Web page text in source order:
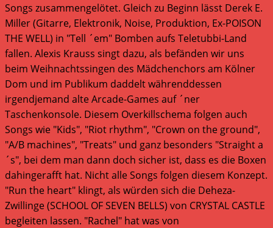
Songs zusammengelötet. Gleich zu Beginn lässt Derek E.
Miller (Gitarre, Elektronik, Noise, Produktion, Ex-POISON
THE WELL) in "Tell ´em" Bomben aufs Teletubbi-Land
fallen. Alexis Krauss singt dazu, als befänden wir uns
beim Weihnachtssingen des Mädchenchors am Kölner
Dom und im Publikum daddelt währenddessen
irgendjemand alte Arcade-Games auf ´ner
Taschenkonsole. Diesem Overkillschema folgen auch
Songs wie "Kids", "Riot rhythm", "Crown on the ground",
"A/B machines", "Treats" und ganz besonders "Straight a
´s", bei dem man dann doch sicher ist, dass es die Boxen
dahingerafft hat. Nicht alle Songs folgen diesem Konzept.
"Run the heart" klingt, als würden sich die Deheza-
Zwillinge (SCHOOL OF SEVEN BELLS) von CRYSTAL CASTLE
begleiten lassen. "Rachel" hat was von